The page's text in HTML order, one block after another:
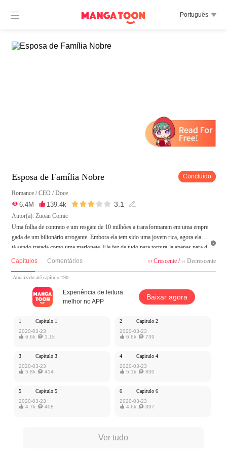
 Português 
Esposa de Família Nobre Concluído
Romance /CEO /Doce
 6.4M  139.4k    3.1 
Autor(a): Zuoan Comic
Uma folha de contrato e um resgate de 10 milhões a transformaram em uma empre
gada de um bilionário arrogante. Embora ela tem sido uma jovem rica, agora ela es
tá sendo tratada como uma marionete. Ele fez de tudo para torturá-la apenas para d
ar à luz um menino para se vingar da família dela. Na tentativa de fugir dele, ela ap
lando sua vida.
MangaToon tem autorização de Zuoan Comic para publicar esta obra, o conteúdo
é baseado na perspectiva do(a) autor(a), e não representa a perspectiva de MangaT
oon

Capítulos Comentários  Crescente/  Decrescente
Atualizado até capítulo 190
Experiência de leitura
melhor no APP
Baixar agora
1
Capítulo 1
2020-03-23
 6.6k 1.1k
2
Capítulo 2
2020-03-23
 6.6k 739
3
Capítulo 3
2020-03-23
 5.8k 414
4
Capítulo 4
2020-03-23
 5.1k 830
5
Capítulo 5
2020-03-23
 4.7k 408
6
Capítulo 6
2020-03-23
 4.6k 397
Ver tudo